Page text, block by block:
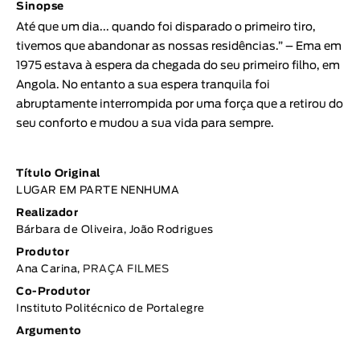
Experimental
Documentário
TÓPICOS
Tópicos selecionados
Sinopse
Até que um dia... quando foi disparado o primeiro tiro,
tivemos que abandonar as nossas residências.” – Ema em
1975 estava à espera da chegada do seu primeiro filho, em
Angola. No entanto a sua espera tranquila foi
abruptamente interrompida por uma força que a retirou do
seu conforto e mudou a sua vida para sempre.
Título Original
LUGAR EM PARTE NENHUMA
Realizador
Bárbara de Oliveira, João Rodrigues
Produtor
Ana Carina, PRAÇA FILMES
Co-Produtor
Instituto Politécnico de Portalegre
Argumento